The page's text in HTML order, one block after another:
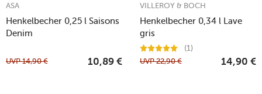
Henkelbecher 0,25 l Saisons
Denim
ASA
UVP14,90 € 10,89 €
Henkelbecher 0,34 l Lave
gris
VILLEROY & BOCH
(1)
UVP22,90 € 14,90 €